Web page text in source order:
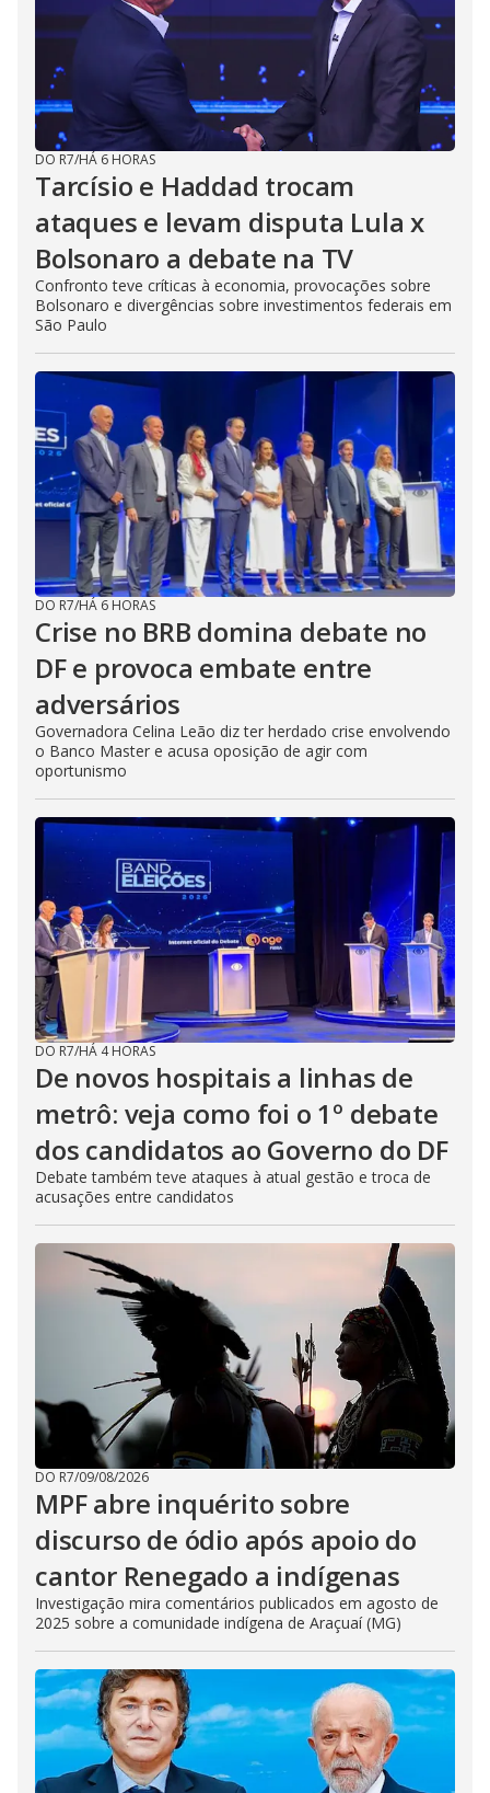
DO R7/HÁ 6 HORAS
Tarcísio e Haddad trocam
ataques e levam disputa Lula x
Bolsonaro a debate na TV
Confronto teve críticas à economia, provocações sobre
Bolsonaro e divergências sobre investimentos federais em
São Paulo
DO R7/HÁ 6 HORAS
Crise no BRB domina debate no
DF e provoca embate entre
adversários
Governadora Celina Leão diz ter herdado crise envolvendo
o Banco Master e acusa oposição de agir com
oportunismo
DO R7/HÁ 4 HORAS
De novos hospitais a linhas de
metrô: veja como foi o 1º debate
dos candidatos ao Governo do DF
Debate também teve ataques à atual gestão e troca de
acusações entre candidatos
DO R7/09/08/2026
MPF abre inquérito sobre
discurso de ódio após apoio do
cantor Renegado a indígenas
Investigação mira comentários publicados em agosto de
2025 sobre a comunidade indígena de Araçuaí (MG)